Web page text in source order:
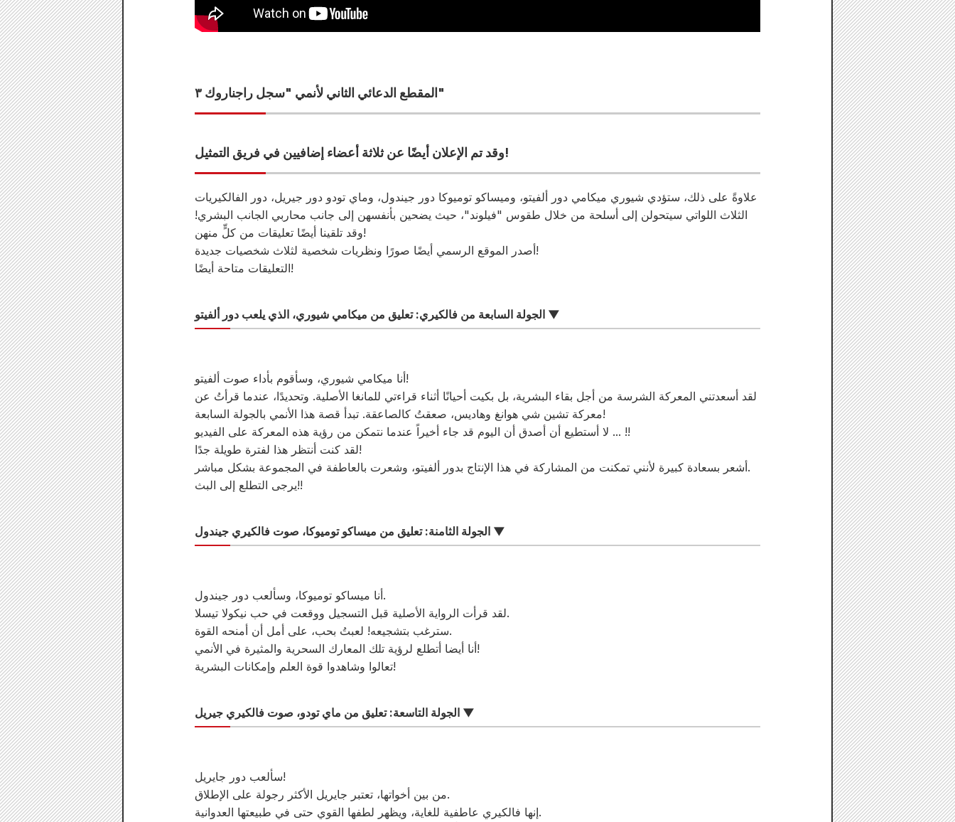
المقطع الدعائي الثاني لأنمي "سجل راجناروك ٣"
وقد تم الإعلان أيضًا عن ثلاثة أعضاء إضافيين في فريق التمثيل!
علاوةً على ذلك، ستؤدي شيوري ميكامي دور ألفيتو، وميساكو توميوكا دور جيندول، وماي تودو دور جيريل، دور الفالكيريات
الثلاث اللواتي سيتحولن إلى أسلحة من خلال طقوس "فيلوند"، حيث يضحين بأنفسهن إلى جانب محاربي الجانب البشري!
وقد تلقينا أيضًا تعليقات من كلٍّ منهن!
أصدر الموقع الرسمي أيضًا صورًا ونظريات شخصية لثلاث شخصيات جديدة!
التعليقات متاحة أيضًا!
الجولة السابعة من فالكيري: تعليق من ميكامي شيوري، الذي يلعب دور ألفيتو ▼
أنا ميكامي شيوري، وسأقوم بأداء صوت ألفيتو!
لقد أسعدتني المعركة الشرسة من أجل بقاء البشرية، بل بكيت أحيانًا أثناء قراءتي للمانغا الأصلية. وتحديدًا، عندما قرأتُ عن
معركة تشين شي هوانغ وهاديس، صعقتُ كالصاعقة. تبدأ قصة هذا الأنمي بالجولة السابعة!
لا أستطيع أن أصدق أن اليوم قد جاء أخيراً عندما نتمكن من رؤية هذه المعركة على الفيديو ... !!
لقد كنت أنتظر هذا لفترة طويلة جدًا!
أشعر بسعادة كبيرة لأنني تمكنت من المشاركة في هذا الإنتاج بدور ألفيتو، وشعرت بالعاطفة في المجموعة بشكل مباشر.
يرجى التطلع إلى البث!!
الجولة الثامنة: تعليق من ميساكو توميوكا، صوت فالكيري جيندول ▼
أنا ميساكو توميوكا، وسألعب دور جيندول.
لقد قرأت الرواية الأصلية قبل التسجيل ووقعت في حب نيكولا تيسلا.
سترغب بتشجيعه! لعبتُ بحب، على أمل أن أمنحه القوة.
أنا أيضا أتطلع لرؤية تلك المعارك السحرية والمثيرة في الأنمي!
تعالوا وشاهدوا قوة العلم وإمكانات البشرية!
الجولة التاسعة: تعليق من ماي تودو، صوت فالكيري جيريل ▼
سألعب دور جايريل!
من بين أخواتها، تعتبر جايريل الأكثر رجولة على الإطلاق.
إنها فالكيري عاطفية للغاية، ويظهر لطفها القوي حتى في طبيعتها العدوانية.